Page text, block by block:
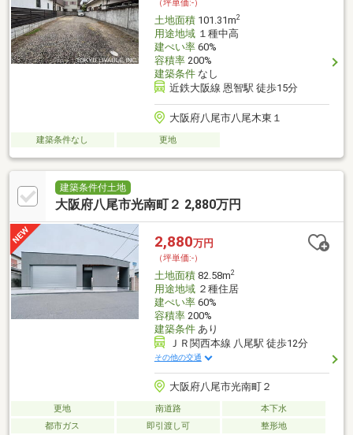
（坪単価:-）
土地面積101.31m2
用途地域１種中高
建ぺい率60%
容積率200%
建築条件なし
近鉄大阪線 恩智駅 徒歩15分
大阪府八尾市八尾木東１
建築条件なし 更地
建築条件付土地
大阪府八尾市光南町２ 2,880万円
2,880万円
（坪単価:-）
土地面積82.58m2
用途地域２種住居
建ぺい率60%
容積率200%
建築条件あり
ＪＲ関西本線 八尾駅 徒歩12分
その他の交通
大阪府八尾市光南町２
更地 南道路
本下水
都市ガス
即引渡し可 整形地